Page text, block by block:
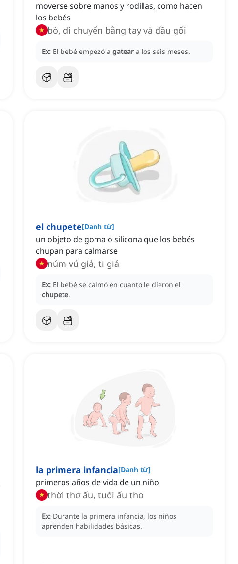
moverse sobre manos y rodillas, como hacen
los bebés
bò, di chuyển bằng tay và đầu gối
Ex: El bebé empezó a gatear a los seis meses.
el chupete[Danh từ]
un objeto de goma o silicona que los bebés
chupan para calmarse
núm vú giả, ti giả
Ex: El bebé se calmó en cuanto le dieron el
chupete.
la primera infancia[Danh từ]
primeros años de vida de un niño
thời thơ ấu, tuổi ấu thơ
Ex: Durante la primera infancia, los niños
aprenden habilidades básicas.